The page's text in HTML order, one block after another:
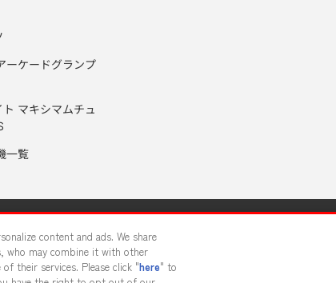
ーケードグランプ
マキシマムチュ
一覧
プライバシーポリシー
カスタマーハラスメント対応方針
content and ads. We share
who may combine it with other
their services. Please click "here" to